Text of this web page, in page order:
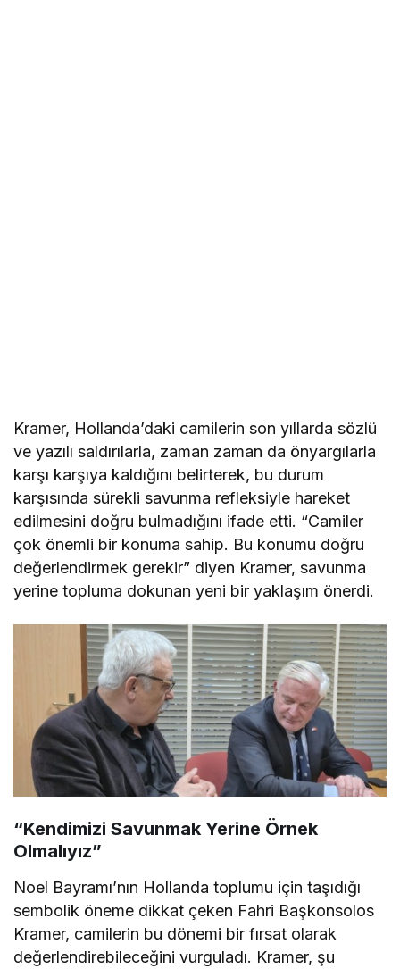
Kramer, Hollanda’daki camilerin son yıllarda sözlü
ve yazılı saldırılarla, zaman zaman da önyargılarla
karşı karşıya kaldığını belirterek, bu durum
karşısında sürekli savunma refleksiyle hareket
edilmesini doğru bulmadığını ifade etti. “Camiler
çok önemli bir konuma sahip. Bu konumu doğru
değerlendirmek gerekir” diyen Kramer, savunma
yerine topluma dokunan yeni bir yaklaşım önerdi.
“Kendimizi Savunmak Yerine Örnek
Olmalıyız”
Noel Bayramı’nın Hollanda toplumu için taşıdığı
sembolik öneme dikkat çeken Fahri Başkonsolos
Kramer, camilerin bu dönemi bir fırsat olarak
değerlendirebileceğini vurguladı. Kramer, şu